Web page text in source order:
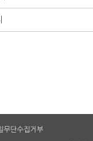
무단수집거부